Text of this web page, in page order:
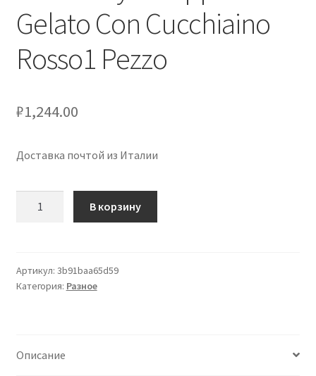
Gelato Con Cucchiaino
Rosso1 Pezzo
₽1,244.00
Доставка почтой из Италии
Coppetta
Gelato
Pezzo
В корзину
Артикул: 3b91baa65d59
Категория: Разное
Описание